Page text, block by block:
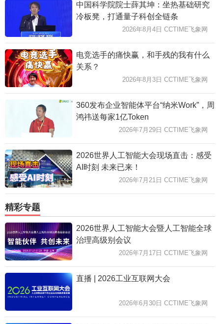
中国科学院院士薛其坤：坐热基础研究
冷板凳，打通量子科创全链条
2026年8月4日 CCTIME飞象网
电竞选手的痛快赢，和手残的我有什么
关系？
2026年8月3日 CCTIME飞象网
360发布企业智能体平台“纳米Work”，周
鸿祎送每家1亿Token
2026年7月29日 CCTIME飞象网
2026世界人工智能大会现场直击：感受
AI时刻 未来已来！
2026年7月21日 CCTIME飞象网
精彩专题
2026世界人工智能大会暨人工智能全球
治理高级别会议
2026年7月17日 CCTIME飞象网
直播 | 2026工业互联网大会
2026年6月30日 CCTIME飞象网